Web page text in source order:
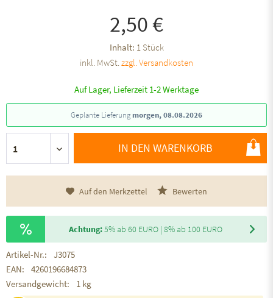
2,50 €
Inhalt: 1 Stück
inkl. MwSt.zzgl. Versandkosten
Auf Lager, Lieferzeit 1-2 Werktage
Geplante Lieferungmorgen, 08.08.2026
IN DEN WARENKORB
Auf den Merkzettel Bewerten
Achtung:5% ab 60 EURO | 8% ab 100 EURO
Artikel-Nr.:
J3075
EAN:
4260196684873
Versandgewicht:
1 kg